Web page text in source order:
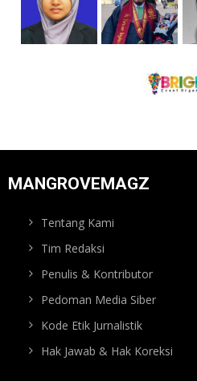
MANGROVEMAGZ
Tentang Kami
Tim Redaksi
Penulis & Kontributor
Pedoman Media Siber
Kode Etik Jurnalistik
Hak Jawab & Hak Koreksi